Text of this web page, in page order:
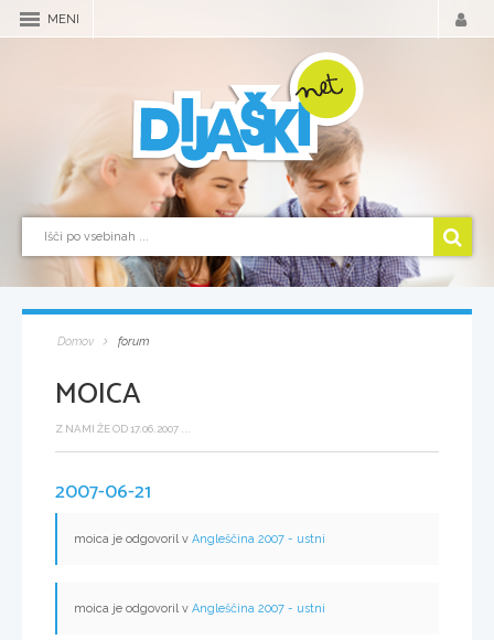
MENI
Domov forum
MOICA
Z NAMI ŽE OD 17.06.2007 ...
2007-06-21
moica je odgovoril v Angleščina 2007 - ustni
moica je odgovoril v Angleščina 2007 - ustni